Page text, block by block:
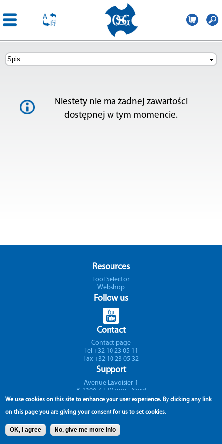
Central
Europe
Niestety nie ma żadnej zawartości
dostępnej w tym momencie.
Resources
Tool Selector
Webshop
Follow us
Contact
Contact page
Tel +32 10 23 05 11
Fax +32 10 23 05 32
Support
Avenue Lavoisier 1
B-1300 Z.I. Wavre - Nord
Belgium
We use cookies on this site to enhance your user experience. By clicking any link
on this page you are giving your consent for us to set cookies.
OK, I agree No, give me more info